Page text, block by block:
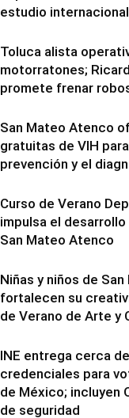
estudio internacional
Toluca alista
motorratones;
promete frenar
San Mateo Atenco
gratuitas de VIH
prevención y el
Curso de Verano
impulsa el desarrollo
San Mateo Atenco
Niñas y niños de
fortalecen su
de Verano de Arte y
INE entrega cerca
credenciales para
de México; incluyen
de seguridad